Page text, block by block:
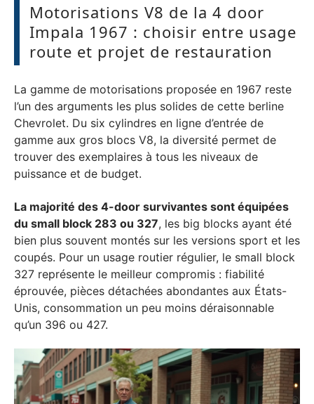
Motorisations V8 de la 4 door
Impala 1967 : choisir entre usage
route et projet de restauration
La gamme de motorisations proposée en 1967 reste
l’un des arguments les plus solides de cette berline
Chevrolet. Du six cylindres en ligne d’entrée de
gamme aux gros blocs V8, la diversité permet de
trouver des exemplaires à tous les niveaux de
puissance et de budget.
La majorité des 4-door survivantes sont équipées
du small block 283 ou 327, les big blocks ayant été
bien plus souvent montés sur les versions sport et les
coupés. Pour un usage routier régulier, le small block
327 représente le meilleur compromis : fiabilité
éprouvée, pièces détachées abondantes aux États-
Unis, consommation un peu moins déraisonnable
qu’un 396 ou 427.